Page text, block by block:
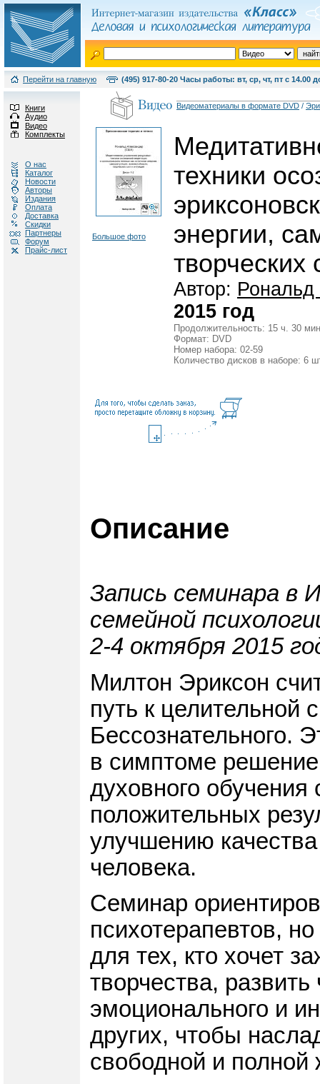
Перейти на главную (495) 917-80-20 Часы работы: вт, ср, чт, пт с 14.00
Книги
Аудио
Видео
Комплекты
О нас
Каталог
Новости
Авторы
Издания
Оплата
Доставка
Скидки
Партнеры
Форум
Прайс-лист
Видеоматериалы в формате DVD /
Большое фото
техники
энергии,
творческих
Автор: Рональд
2015 год
Продолжительность: 15 ч. 30
Формат: DVD
Номер набора: 02-59
Количество дисков в наборе: 6
Описание
Запись семинара в
семейной
2-4 октября 2015
Милтон Эриксон
путь к целительной
Бессознательного.
в симптоме решение
духовного
положительных
улучшению
человека.
Семинар
психотерапевтов,
для тех, кто хочет
творчества,
эмоционального и
других, чтобы
свободной и полной